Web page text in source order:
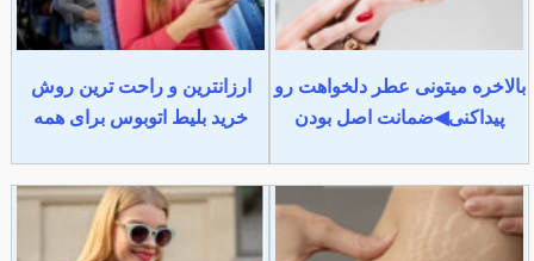
بالاخره میتونی عطر دلخواهت رو
پیداکنی◀ضمانت اصل بودن
ارزانترین و راحت ترین روش
خرید بلیط اتوبوس برای همه